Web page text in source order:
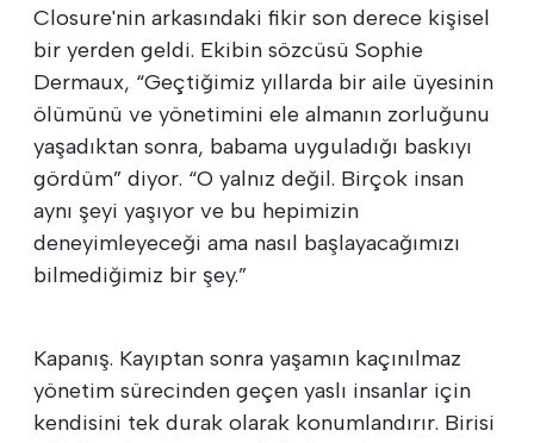
Closure'nin arkasındaki fikir son derece kişisel
bir yerden geldi. Ekibin sözcüsü Sophie
Dermaux, “Geçtiğimiz yıllarda bir aile üyesinin
ölümünü ve yönetimini ele almanın zorluğunu
yaşadıktan sonra, babama uyguladığı baskıyı
gördüm” diyor. “O yalnız değil. Birçok insan
aynı şeyi yaşıyor ve bu hepimizin
deneyimleyeceği ama nasıl başlayacağımızı
bilmediğimiz bir şey.”
Kapanış. Kayıptan sonra yaşamın kaçınılmaz
yönetim sürecinden geçen yaslı insanlar için
kendisini tek durak olarak konumlandırır. Birisi